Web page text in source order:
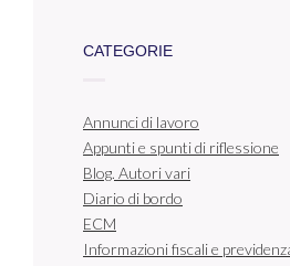
CATEGORIE
Annunci di lavoro
Appunti e spunti di riflessione
Blog. Autori vari
Diario di bordo
ECM
Informazioni fiscali e